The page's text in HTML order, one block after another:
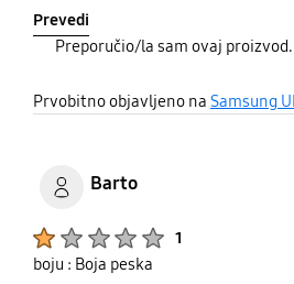
black fold. The only reason I
is that there is no front screen
Prevedi
Preporučio/la sam ovaj proizvod.
Prvobitno objavljeno na Samsung
Barto
1
boju : Boja peska